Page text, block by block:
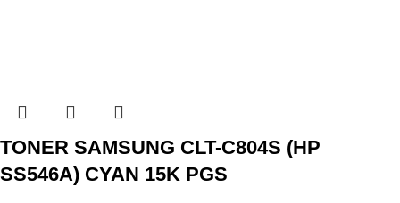
TONER SAMSUNG CLT-C804S (HP
SS546A) CYAN 15K PGS